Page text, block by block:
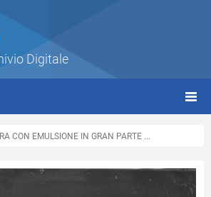
Digitale
CON EMULSIONE IN GRAN PARTE ...